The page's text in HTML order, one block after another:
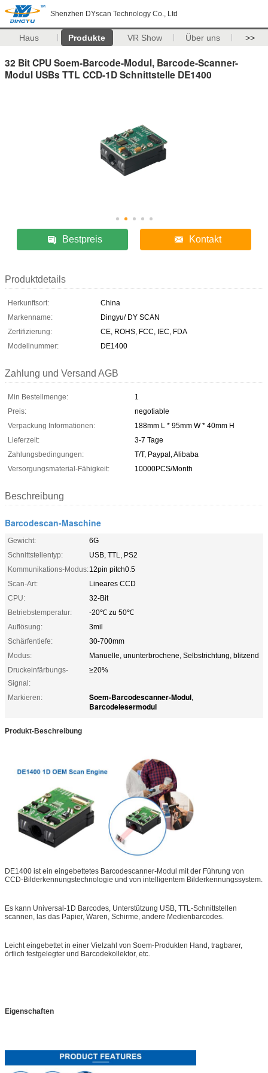
Shenzhen DYscan Technology Co., Ltd
Haus Produkte VR Show Über uns >>
32 Bit CPU Soem-Barcode-Modul, Barcode-Scanner-
Modul USBs TTL CCD-1D Schnittstelle DE1400
Bestpreis Kontakt
Produktdetails
Herkunftsort:
China
Markenname:
Dingyu/ DY SCAN
Zertifizierung:
CE, ROHS, FCC, IEC, FDA
Modellnummer:
DE1400
Zahlung und Versand AGB
Min Bestellmenge:
1
Preis:
negotiable
Verpackung Informationen:
188mm L * 95mm W * 40mm H
Lieferzeit:
3-7 Tage
Zahlungsbedingungen:
T/T, Paypal, Alibaba
Versorgungsmaterial-Fähigkeit:
10000PCS/Month
Beschreibung
Barcodescan-Maschine
Gewicht:
6G
Schnittstellentyp:
USB, TTL, PS2
Kommunikations-Modus:12pin pitch0.5
Scan-Art:
Lineares CCD
CPU:
32-Bit
Betriebstemperatur:
-20℃ zu 50℃
Auflösung:
3mil
Schärfentiefe:
30-700mm
Modus:
Manuelle, ununterbrochene, Selbstrichtung, blitzend
Druckeinfärbungs-
Signal:
≥20%
Markieren: Soem-Barcodescanner-Modul,
Barcodelesermodul
Produkt-Beschreibung
DE1400 ist ein eingebettetes Barcodescanner-Modul mit der Führung von
CCD-Bilderkennungstechnologie und von intelligentem Bilderkennungssystem.
Es kann Universal-1D Barcodes, Unterstützung USB, TTL-Schnittstellen
scannen, las das Papier, Waren, Schirme, andere Medienbarcodes.
Leicht eingebettet in einer Vielzahl von Soem-Produkten Hand, tragbarer,
örtlich festgelegter und Barcodekollektor, etc.
Eigenschaften